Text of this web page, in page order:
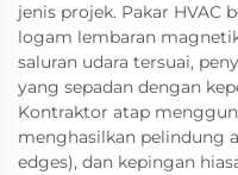
jenis projek. Pakar HVAC
logam lembaran
saluran udara tersuai,
yang sepadan dengan
Kontraktor atap
menghasilkan pelindung
edges), dan kepingan